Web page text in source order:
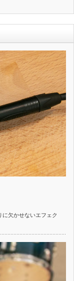
欠かせないエフェク